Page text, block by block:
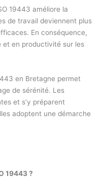
19443 améliore la
de travail deviennent plus
En conséquence,
et en productivité sur les
en Bretagne permet
de sérénité. Les
et s’y préparent
adoptent une démarche
19443 ?